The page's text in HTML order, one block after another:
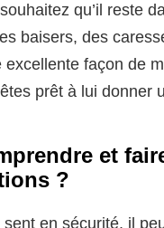
qu’il reste
baisers, des
façon de
prêt à lui donner
et
?
sent en sécurité, il